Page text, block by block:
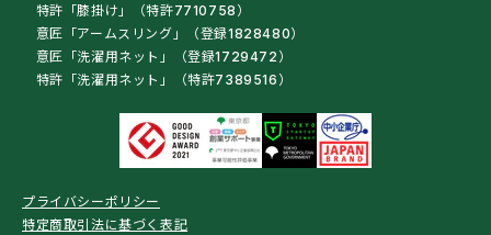
特許「膝掛け」（特許7710758）
意匠「アームスリング」（登録1828480）
意匠「洗濯用ネット」（登録1729472）
特許「洗濯用ネット」（特許7389516）
プライバシーポリシー
特定商取引法に基づく表記